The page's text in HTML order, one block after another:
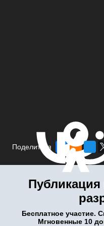
Поделиться
Публикация
Бесплатное участие.
Мгновенные 10